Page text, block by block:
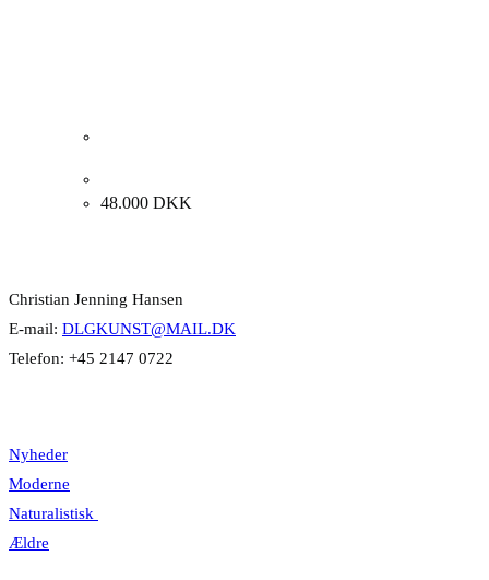
48.000 DKK
Christian Jenning Hansen
E-mail: DLGKUNST@MAIL.DK
Telefon: +45 2147 0722
Nyheder
Moderne
Naturalistisk
Ældre